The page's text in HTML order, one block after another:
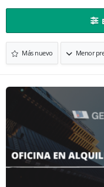
Más nuevo Menor